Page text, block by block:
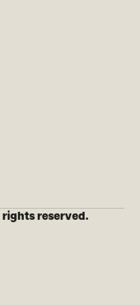
rights reserved.